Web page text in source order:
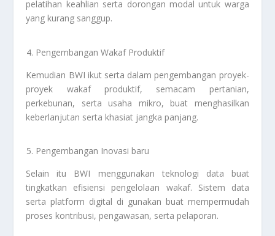
pelatihan keahlian serta dorongan modal untuk warga
yang kurang sanggup.
Pengembangan Wakaf Produktif
Kemudian BWI ikut serta dalam pengembangan proyek-
proyek wakaf produktif, semacam pertanian,
perkebunan, serta usaha mikro, buat menghasilkan
keberlanjutan serta khasiat jangka panjang.
Pengembangan Inovasi baru
Selain itu BWI menggunakan teknologi data buat
tingkatkan efisiensi pengelolaan wakaf. Sistem data
serta platform digital di gunakan buat mempermudah
proses kontribusi, pengawasan, serta pelaporan.